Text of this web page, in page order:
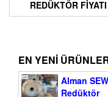
REDÜKTÖR FIYATI
EN YENI
Alman
Redüktör